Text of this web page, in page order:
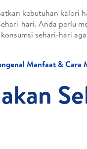
kebutuhan kalori
hari. Anda perlu
sehari-hari
Manfaat & Cara